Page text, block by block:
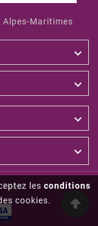
les conditions
cookies.
Alpes-Maritimes



